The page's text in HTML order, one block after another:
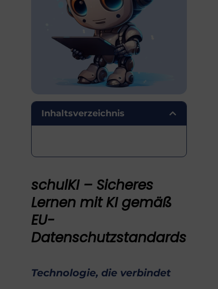
Inhaltsverzeichnis
schulKI – Sicheres
Lernen mit KI gemäß
EU-
Datenschutzstandards
Technologie, die verbindet